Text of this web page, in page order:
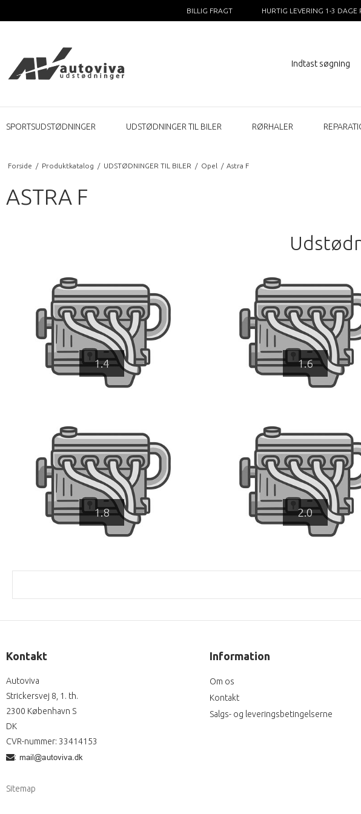
BILLIG FRAGT HURTIG LEVERING 1-3 DAGE
SPORTSUDSTØDNINGER UDSTØDNINGER TIL BILER RØRHALER
Forside / Produktkatalog / UDSTØDNINGER TIL BILER / Opel / Astra F
ASTRA F
1.4 1.6
1.8 2.0
Kontakt
Autoviva
Strickersvej 8, 1. th.
2300 København S
DK
CVR-nummer: 33414153
:
Sitemap
Information
Om os
Kontakt
Salgs- og leveringsbetingelserne